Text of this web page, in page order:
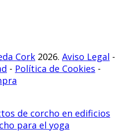
Cork 2026. Aviso Legal -
- Política de Cookies -
de corcho en edificios
para el yoga